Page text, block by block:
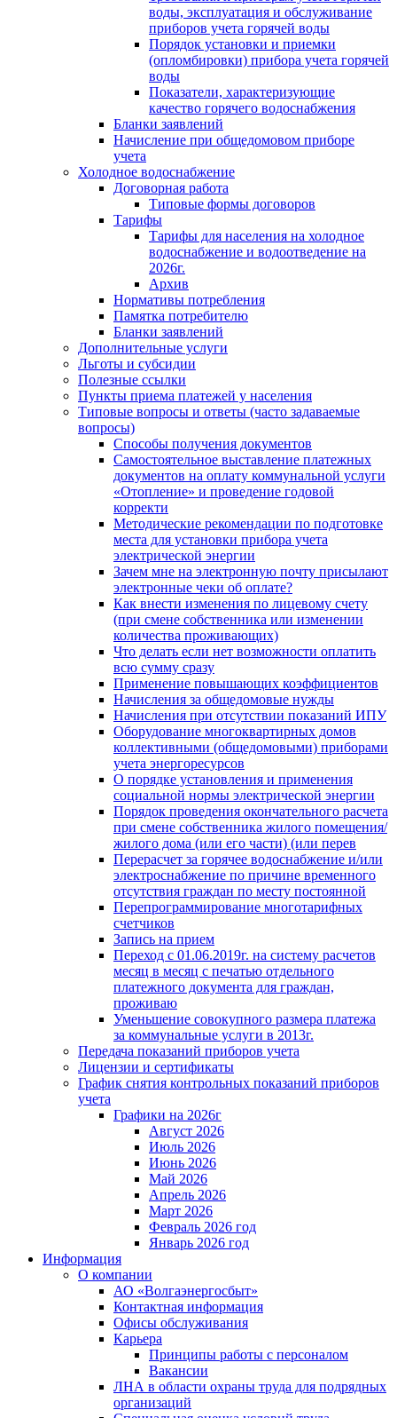
воды, эксплуатация и обслуживание
приборов учета горячей воды
Порядок установки и приемки
(опломбировки) прибора учета горячей
воды
Показатели, характеризующие
качество горячего водоснабжения
Бланки заявлений
Начисление при общедомовом приборе
учета
Холодное водоснабжение
Договорная работа
Типовые формы договоров
Тарифы
Тарифы для населения на холодное
водоснабжение и водоотведение на
2026г.
Архив
Нормативы потребления
Памятка потребителю
Бланки заявлений
Дополнительные услуги
Льготы и субсидии
Полезные ссылки
Пункты приема платежей у населения
Типовые вопросы и ответы (часто задаваемые
вопросы)
Способы получения документов
Самостоятельное выставление платежных
документов на оплату коммунальной услуги
«Отопление» и проведение годовой
корректи
Методические рекомендации по подготовке
места для установки прибора учета
электрической энергии
Зачем мне на электронную почту присылают
электронные чеки об оплате?
Как внести изменения по лицевому счету
(при смене собственника или изменении
количества проживающих)
Что делать если нет возможности оплатить
всю сумму сразу
Применение повышающих коэффициентов
Начисления за общедомовые нужды
Начисления при отсутствии показаний ИПУ
Оборудование многоквартирных домов
коллективными (общедомовыми) приборами
учета энергоресурсов
О порядке установления и применения
социальной нормы электрической энергии
Порядок проведения окончательного расчета
при смене собственника жилого помещения/
жилого дома (или его части) (или перев
Перерасчет за горячее водоснабжение и/или
электроснабжение по причине временного
отсутствия граждан по месту постоянной
Перепрограммирование многотарифных
счетчиков
Запись на прием
Переход с 01.06.2019г. на систему расчетов
месяц в месяц с печатью отдельного
платежного документа для граждан,
проживаю
Уменьшение совокупного размера платежа
за коммунальные услуги в 2013г.
Передача показаний приборов учета
Лицензии и сертификаты
График снятия контрольных показаний приборов
учета
Графики на 2026г
Август 2026
Июль 2026
Июнь 2026
Май 2026
Апрель 2026
Март 2026
Февраль 2026 год
Январь 2026 год
Информация
О компании
АО «Волгаэнергосбыт»
Контактная информация
Офисы обслуживания
Карьера
Принципы работы с персоналом
Вакансии
ЛНА в области охраны труда для подрядных
организаций